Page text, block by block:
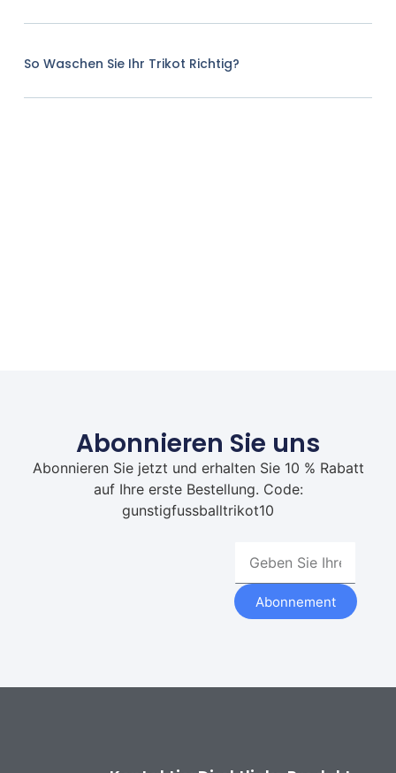
So Waschen Sie Ihr Trikot Richtig?
Abonnieren Sie uns
Abonnieren Sie jetzt und erhalten Sie 10 % Rabatt
auf Ihre erste Bestellung. Code:
gunstigfussballtrikot10
Abonnement